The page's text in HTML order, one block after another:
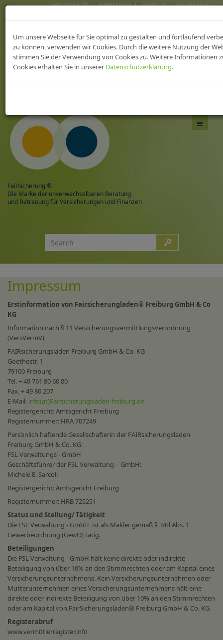
DATENSCHUTZ IMPRESSUM KONTAKT FORMULARE
FAIRsicherungen fürs
heilWESEN
Das Beste aus zwei Welten,
Fairsicherung ®
Die Marke der unverwechselbaren Beratung
und Betreuung für Versicherungen und Finanzen
Impressum
Erstinformation von Fairsicherungladen® Freiburg GmbH & Co
KG
Information nach § 11 Versicherungsvermittlungsverordnung
(VersVermV)
FAIRsicherungsladen Freiburg GmbH & Co. KG
Goethestr. 1
79100 Freiburg
Tel. + 49 761 80 60 80
Fax. + 49 80 207
E-Mail: info(at)Fairsicherungsladen-freiburg.de
Registergericht: Amtsgericht Freiburg
Registernummer: HRA 707249
Persönlich haftende Gesellschafterin der FAIRsicherungsladen
Freiburg GmbH & Co. KG:
FSL Verwaltungs - GmbH
Geschäftsführer der FSL Verwaltung - GmbH:
Michele E. Sarcoli
Registergericht: Amtsgericht Freiburg
Registernummer: HRB 725251
Status und Stellung/ Tätigkeit
Die FSL Verwaltung - GmbH ist als Makler gemäß § 34d Abs. 1
Gewerbeordnung (GewO) tätig.
Beteiligungen
Die FSL Verwaltung - GmbH hält keine direkte oder indirekte
Beteiligung von über 10% an den Stimmrechten oder am Kapital eines
Versicherungsunternehmens. Kein Versicherungsunternehmen oder
Mutterunternehmen eines Versicherungsunternehmens hält eine
direkte oder indirekte Beteiligung von über 10% an den Stimmrechten
oder am Kapital von FairSicherungsladen® Freiburg GmbH & Co. KG.
Registerabruf
www.vermittlerregister.info
Um unsere Webseite für Sie optimal zu gestalten und fortlaufend
zu können, verwenden wir Cookies. Durch die weitere Nutzung der
stimmen Sie der Verwendung von Cookies zu. Weitere Informationen
Cookies erhalten Sie in unserer Datenschutzerklärung.